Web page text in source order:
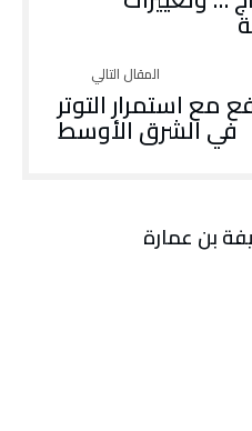
مع استمرار التوتر
في الشرق الأوسط
بن عمارة